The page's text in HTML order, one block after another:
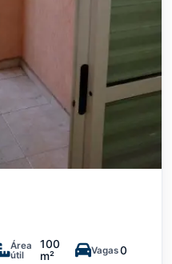
Área
útil
100
m²
Vagas0